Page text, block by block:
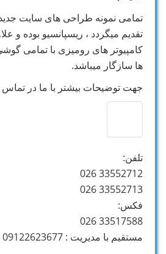
تمامی نمونه طراحی های سایت
تقدیم میگردد ، ریسپانسیو بوده و
کامپیوتر های رومیزی با تمامی
ها سازگار میباشد.
جهت توضیحات بیشتر با ما در تماس
تلفن:
33552712 026
33552713 026
فکس:
33517588 026
مستقیم با مدیریت : 09122623677